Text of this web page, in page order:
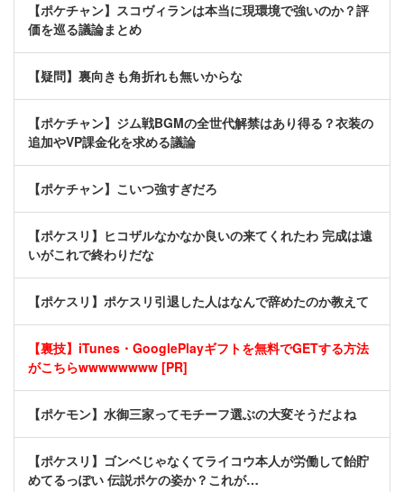
【ポケチャン】スコヴィランは本当に現環境で強いのか？評
価を巡る議論まとめ
【疑問】裏向きも角折れも無いからな
【ポケチャン】ジム戦BGMの全世代解禁はあり得る？衣装の
追加やVP課金化を求める議論
【ポケチャン】こいつ強すぎだろ
【ポケスリ】ヒコザルなかなか良いの来てくれたわ 完成は遠
いがこれで終わりだな
【ポケスリ】ポケスリ引退した人はなんで辞めたのか教えて
【裏技】iTunes・GooglePlayギフトを無料でGETする方法
がこちらwwwwwwww [PR]
【ポケモン】水御三家ってモチーフ選ぶの大変そうだよね
【ポケスリ】ゴンベじゃなくてライコウ本人が労働して飴貯
めてるっぽい 伝説ポケの姿か？これが…